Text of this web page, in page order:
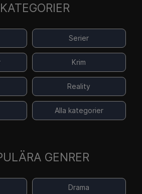
KATEGORIER
Serier
Krim
Reality
Alla kategorier
GENRER
Drama